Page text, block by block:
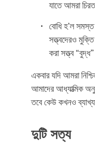
যাতে আমরা
বোধি হ’ল
সত্ত্বদেরও
করা সত্ত্ব
একবার যদি আমরা
আমাদের আধ্যাত্মিক
তবে কেউ কখনও
দুটি সত্য